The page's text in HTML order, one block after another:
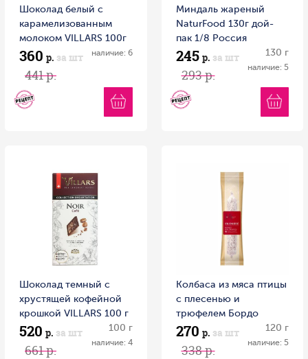
Шоколад белый с
карамелизованным
молоком VILLARS 100г
1/16 Швейцария
360 р. за шт
441 р.
наличие: 6
Миндаль жареный
NaturFood 130г дой-
пак 1/8 Россия
245 р. за шт
293 р.
130 г
наличие: 5
Шоколад темный с
хрустящей кофейной
крошкой VILLARS 100 г
520 р. за шт
661 р.
100 г
наличие: 4
Колбаса из мяса птицы
с плесенью и
трюфелем Бордо
Галерея вкуса 120гр
1/12 Беларусь
270 р. за шт
338 р.
120 г
наличие: 5